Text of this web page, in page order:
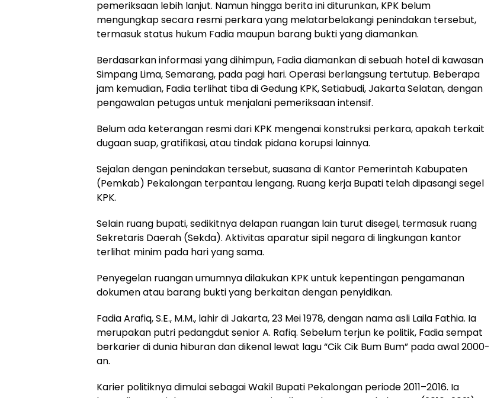
pemeriksaan lebih lanjut. Namun hingga berita ini diturunkan, KPK belum
mengungkap secara resmi perkara yang melatarbelakangi penindakan tersebut,
termasuk status hukum Fadia maupun barang bukti yang diamankan.
Berdasarkan informasi yang dihimpun, Fadia diamankan di sebuah hotel di kawasan
Simpang Lima, Semarang, pada pagi hari. Operasi berlangsung tertutup. Beberapa
jam kemudian, Fadia terlihat tiba di Gedung KPK, Setiabudi, Jakarta Selatan, dengan
pengawalan petugas untuk menjalani pemeriksaan intensif.
Belum ada keterangan resmi dari KPK mengenai konstruksi perkara, apakah terkait
dugaan suap, gratifikasi, atau tindak pidana korupsi lainnya.
Sejalan dengan penindakan tersebut, suasana di Kantor Pemerintah Kabupaten
(Pemkab) Pekalongan terpantau lengang. Ruang kerja Bupati telah dipasangi segel
KPK.
Selain ruang bupati, sedikitnya delapan ruangan lain turut disegel, termasuk ruang
Sekretaris Daerah (Sekda). Aktivitas aparatur sipil negara di lingkungan kantor
terlihat minim pada hari yang sama.
Penyegelan ruangan umumnya dilakukan KPK untuk kepentingan pengamanan
dokumen atau barang bukti yang berkaitan dengan penyidikan.
Fadia Arafiq, S.E., M.M., lahir di Jakarta, 23 Mei 1978, dengan nama asli Laila Fathia. Ia
merupakan putri pedangdut senior A. Rafiq. Sebelum terjun ke politik, Fadia sempat
berkarier di dunia hiburan dan dikenal lewat lagu “Cik Cik Bum Bum” pada awal 2000-
an.
Karier politiknya dimulai sebagai Wakil Bupati Pekalongan periode 2011–2016. Ia